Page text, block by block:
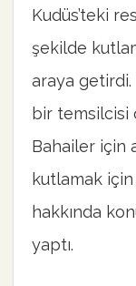
Kudüs’teki
şekilde
araya getirdi.
bir temsilcisi
Bahailer için
kutlamak
hakkında
yaptı.